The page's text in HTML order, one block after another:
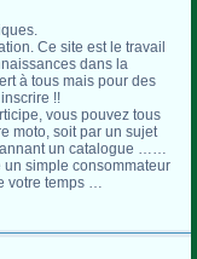
Ce site est le travail
dans la
à tous mais pour des
!!
vous pouvez tous
moto, soit par un sujet
un catalogue ……
simple consommateur
votre temps …